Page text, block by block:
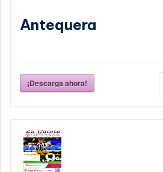
Antequera
¡Descarga ahora!